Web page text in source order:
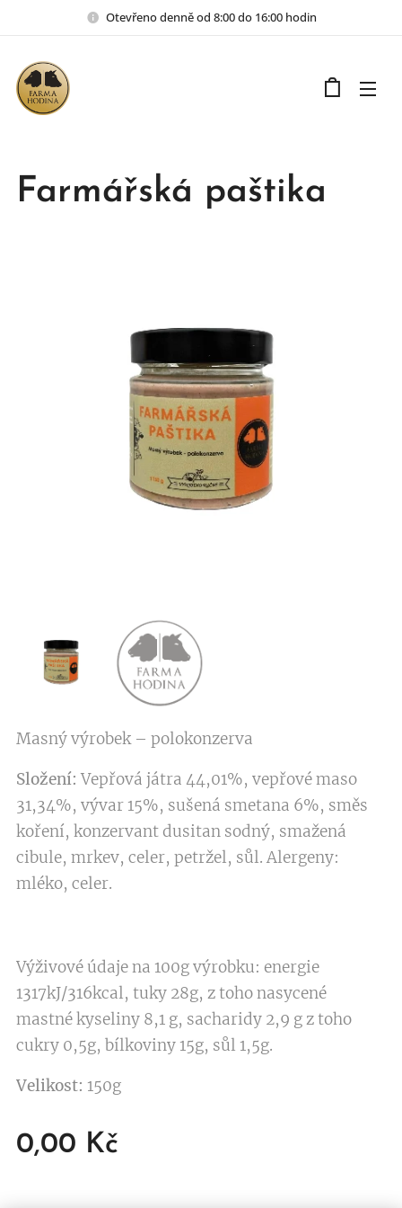
Otevřeno denně od 8:00 do 16:00 hodin
Farmářská paštika
Masný výrobek – polokonzerva
Složení: Vepřová játra 44,01%, vepřové maso
31,34%, vývar 15%, sušená smetana 6%, směs
koření, konzervant dusitan sodný, smažená
cibule, mrkev, celer, petržel, sůl. Alergeny:
mléko, celer.
Výživové údaje na 100g výrobku: energie
1317kJ/316kcal, tuky 28g, z toho nasycené
mastné kyseliny 8,1 g, sacharidy 2,9 g z toho
cukry 0,5g, bílkoviny 15g, sůl 1,5g.
Velikost: 150g
0,00 Kč